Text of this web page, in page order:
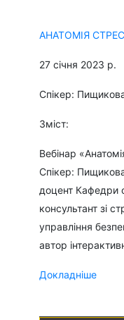
АНАТОМІЯ
27 січня 2023 р.
Спікер:
Зміст:
Вебінар
Спікер:
доцент Кафедри
консультант зі
управління
автор
Докладніше